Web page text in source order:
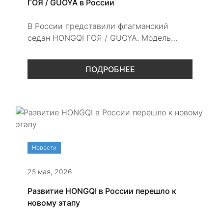
ГОЯ / GUOYA в России
В России представили флагманский
седан HONGQI ГОЯ / GUOYA. Модель
премиальную отделку, комфортные кресла
второго ряда и мощные турбированные
ПОДРОБНЕЕ
Новости
25 мая, 2026
Развитие HONGQI в России перешло к
новому этапу